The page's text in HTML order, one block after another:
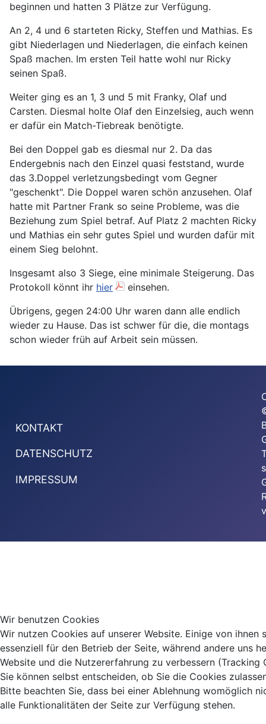
beginnen und hatten 3 Plätze zur Verfügung.
An 2, 4 und 6 starteten Ricky, Steffen und Mathias. Es
gibt Niederlagen und Niederlagen, die einfach keinen
Spaß machen. Im ersten Teil hatte wohl nur Ricky
seinen Spaß.
Weiter ging es an 1, 3 und 5 mit Franky, Olaf und
Carsten. Diesmal holte Olaf den Einzelsieg, auch wenn
er dafür ein Match-Tiebreak benötigte.
Bei den Doppel gab es diesmal nur 2. Da das
Endergebnis nach den Einzel quasi feststand, wurde
das 3.Doppel verletzungsbedingt vom Gegner
"geschenkt". Die Doppel waren schön anzusehen. Olaf
hatte mit Partner Frank so seine Probleme, was die
Beziehung zum Spiel betraf. Auf Platz 2 machten Ricky
und Mathias ein sehr gutes Spiel und wurden dafür mit
einem Sieg belohnt.
Insgesamt also 3 Siege, eine minimale Steigerung. Das
Protokoll könnt ihr hier
einsehen.
Übrigens, gegen 24:00 Uhr waren dann alle endlich
wieder zu Hause. Das ist schwer für die, die montags
schon wieder früh auf Arbeit sein müssen.
KONTAKT
DATENSCHUTZ
IMPRESSUM
Wir benutzen Cookies
Wir nutzen Cookies auf unserer Website. Einige von ihnen
essenziell für den Betrieb der Seite, während andere uns
Website und die Nutzererfahrung zu verbessern (Tracking
Sie können selbst entscheiden, ob Sie die Cookies
Bitte beachten Sie, dass bei einer Ablehnung womöglich
alle Funktionalitäten der Seite zur Verfügung stehen.